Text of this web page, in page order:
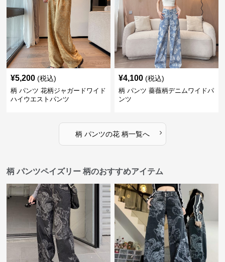
¥5,200 (税込)
柄 パンツ 花柄ジャガードワイド
ハイウエストパンツ
¥4,100 (税込)
柄 パンツ 薔薇柄デニムワイドパ
ンツ
柄 パンツの花 柄一覧へ ›
柄 パンツペイズリー 柄のおすすめアイテム